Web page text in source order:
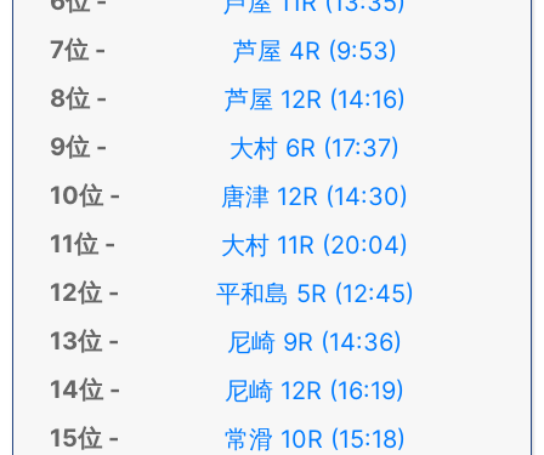
芦屋 4R (9:53)
芦屋 12R (14:16)
大村 6R (17:37)
唐津 12R (14:30)
大村 11R (20:04)
平和島 5R (12:45)
尼崎 9R (14:36)
尼崎 12R (16:19)
常滑 10R (15:18)